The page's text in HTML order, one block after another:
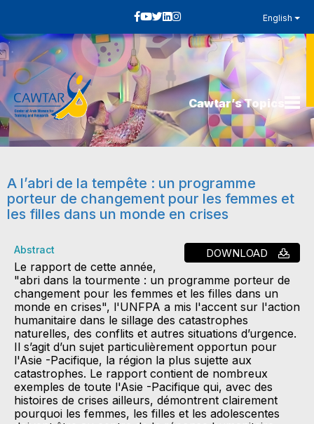
English
Cawtar’s Topics
A l’abri de la tempête : un programme
porteur de changement pour les femmes et
les filles dans un monde en crises
DOWNLOAD
Abstract
Le rapport de cette année,
"abri dans la tourmente : un programme porteur de
changement pour les femmes et les filles dans un
monde en crises", l'UNFPA a mis l'accent sur l'action
humanitaire dans le sillage des catastrophes
naturelles, des conflits et autres situations d’urgence.
Il s’agit d’un sujet particulièrement opportun pour
l'Asie -Pacifique, la région la plus sujette aux
catastrophes. Le rapport contient de nombreux
exemples de toute l'Asie -Pacifique qui, avec des
histoires de crises ailleurs, démontrent clairement
pourquoi les femmes, les filles et les adolescentes